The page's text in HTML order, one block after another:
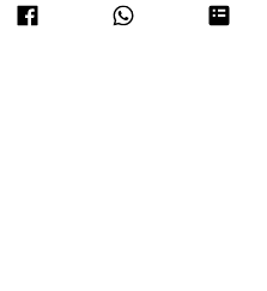
усталость;